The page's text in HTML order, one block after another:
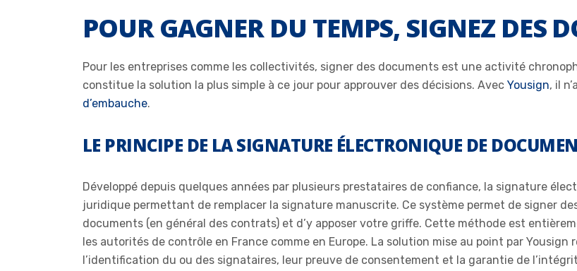
POUR GAGNER DU TEMPS, SIGNEZ DES
Pour les entreprises comme les collectivités, signer des documents est une activité
constitue la solution la plus simple à ce jour pour approuver des décisions. Avec Yousign, il
d’embauche.
LE PRINCIPE DE LA SIGNATURE ÉLECTRONIQUE DE
Développé depuis quelques années par plusieurs prestataires de confiance, la signature
juridique permettant de remplacer la signature manuscrite. Ce système permet de signer
documents (en général des contrats) et d’y apposer votre griffe. Cette méthode est
les autorités de contrôle en France comme en Europe. La solution mise au point par
l’identification du ou des signataires, leur preuve de consentement et la garantie de